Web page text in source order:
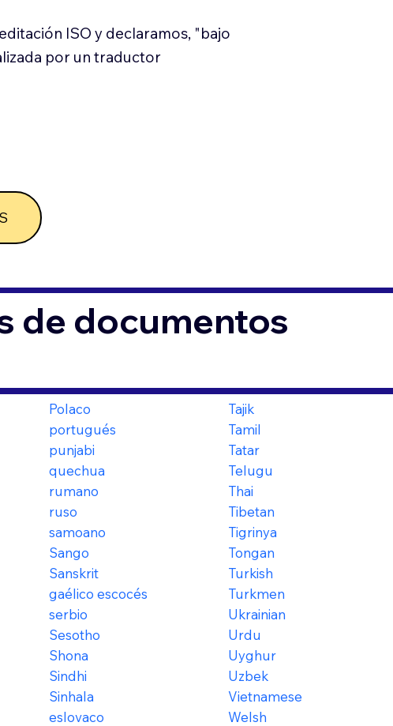
ISO y declaramos, "bajo
por un traductor
de documentos
Polaco
portugués
punjabi
quechua
rumano
ruso
samoano
Sango
Sanskrit
gaélico escocés
serbio
Sesotho
Shona
Sindhi
Sinhala
eslovaco
Tajik
Tamil
Tatar
Telugu
Thai
Tibetan
Tigrinya
Tongan
Turkish
Turkmen
Ukrainian
Urdu
Uyghur
Uzbek
Vietnamese
Welsh